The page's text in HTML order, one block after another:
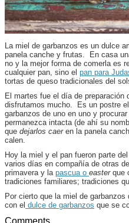
La miel de garbanzos es un dulce
panela canche y frutas. En casa
no y la mejor forma de comerla es
cualquier pan, sino el pan para
tortas de queso tradicionales del
El martes fue el día de preparación
disfrutamos mucho. Es un postre
garbanzos de uno en uno y
permanezca intacta (de ahí su
que dejarlos caeren la panela
calen.
Hoy la miel y el pan fueron parte
varios días en compañía de otras
primavera y la pascua o easter que
tradiciones familiares; tradiciones
Por cierto que la miel de
con el dulce de garbanzos que se